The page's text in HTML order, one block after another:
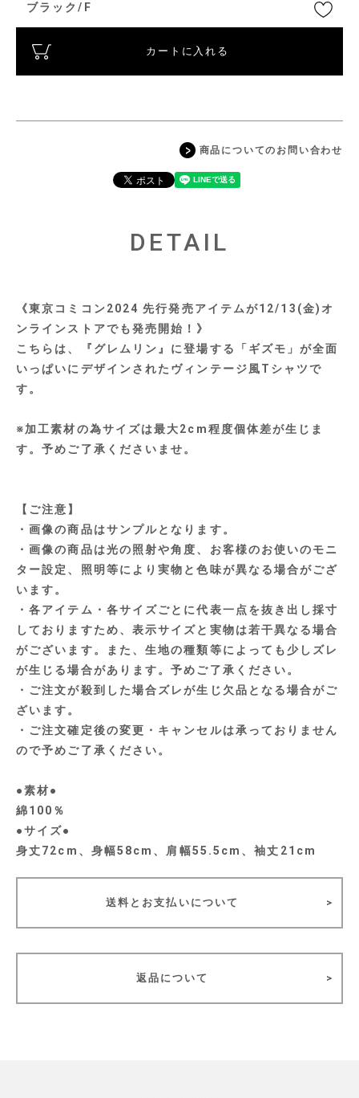
ブラック/F
カートに入れる
商品についてのお問い合わせ
DETAIL
《東京コミコン2024 先行発売アイテムが12/13(金)オ
ンラインストアでも発売開始！》
こちらは、『グレムリン』に登場する「ギズモ」が全面
いっぱいにデザインされたヴィンテージ風Tシャツで
す。
※加工素材の為サイズは最大2cm程度個体差が生じま
す。予めご了承くださいませ。
【ご注意】
・画像の商品はサンプルとなります。
・画像の商品は光の照射や角度、お客様のお使いのモニ
ター設定、照明等により実物と色味が異なる場合がござ
います。
・各アイテム・各サイズごとに代表一点を抜き出し採寸
しておりますため、表示サイズと実物は若干異なる場合
がございます。また、生地の種類等によっても少しズレ
が生じる場合があります。予めご了承ください。
・ご注文が殺到した場合ズレが生じ欠品となる場合がご
ざいます。
・ご注文確定後の変更・キャンセルは承っておりません
ので予めご了承ください。
●素材●
綿100％
●サイズ●
身丈72cm、身幅58cm、肩幅55.5cm、袖丈21cm
送料とお支払いについて
返品について